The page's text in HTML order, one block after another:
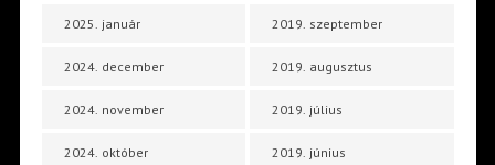
2025. január
2024. december
2024. november
2024. október
2019. szeptember
2019. augusztus
2019. július
2019. június